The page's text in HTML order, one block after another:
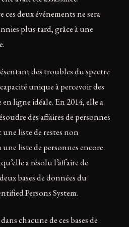
deux événements ne sera
plus tard, grâce à une
des troubles du spectre
unique à percevoir des
ligne idéale. En 2014, elle a
des affaires de personnes
liste de restes non
liste de personnes encore
a résolu l’affaire de
bases de données du
Persons System.
chacune de ces bases de